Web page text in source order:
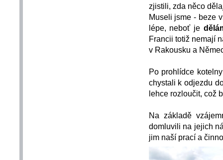
zjistili, zda něco
Museli jsme - beze
lépe, neboť je
Francii totiž nemají
v Rakousku a
Po prohlídce
chystali k odjezdu
lehce rozloučit, což
Na základě
domluvili na jejich
jim naší prací a